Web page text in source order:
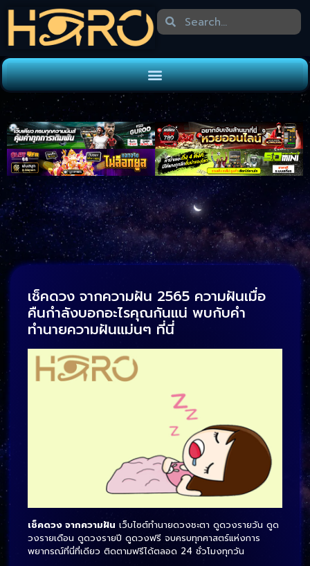
เช็คดวง จากความฝัน 2565 ความฝันเมื่อ
คืนกำลังบอกอะไรคุณกันแน่ พบกับคำ
ทำนายความฝันแม่นๆ ที่นี่
เช็คดวง จากความฝัน เว็บไซต์ทำนายดวงชะตา ดูดวงรายวัน ดูด
วงรายเดือน ดูดวงรายปี ดูดวงฟรี จบครบทุกศาสตร์แห่งการ
พยากรณ์ที่นี่ที่เดียว ติดตามฟรีได้ตลอด 24 ชั่วโมงทุกวัน